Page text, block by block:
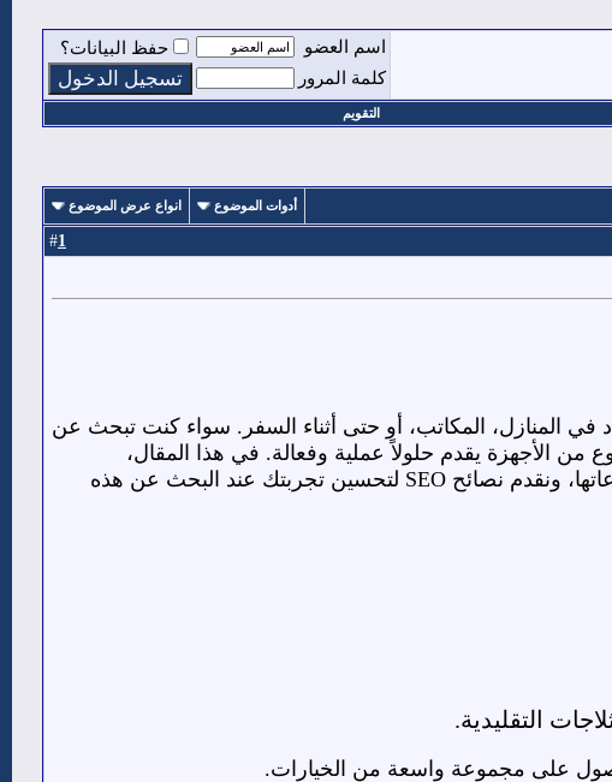
اسم العضو
حفظ البيانات؟
كلمة المرور
التقويم
أدوات الموضوع انواع عرض الموضوع
1
في المنازل، المكاتب، أو حتى أثناء السفر. سواء كنت تبحث عن
من الأجهزة يقدم حلولاً عملية وفعالة. في هذا المقال،
، مع التركيز على العوامل التي يجب مراعاتها، ونقدم نصائح SEO لتحسين تجربتك عند البحث عن هذه
التقليدية.
على مجموعة واسعة من الخيارات.